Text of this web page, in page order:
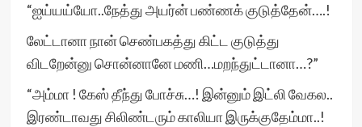
“ஐய்யய்யோ..நேத்து அயர்ன் பண்ணக் குடுத்தேன்….!
லேட்டானா நான் செண்பகத்து கிட்ட குடுத்து
விடறேன்னு சொன்னானே மணி…மறந்துட்டானா…?”
“அம்மா ! கேஸ் தீந்து போச்சு…! இன்னும் இட்லி வேகல..
இரண்டாவது சிலிண்டரும் காலியா இருக்குதேம்மா..!